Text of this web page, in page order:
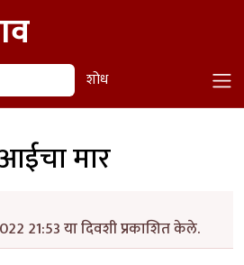
शोध
मार
21:53 या दिवशी प्रकाशित केले.